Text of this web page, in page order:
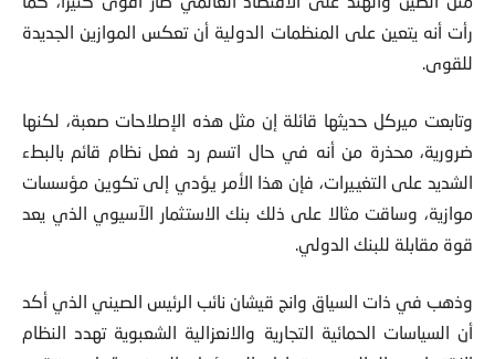
رأت أنه يتعين على المنظمات الدولية أن تعكس الموازين الجديدة
للقوى.
ضرورية، محذرة من أنه في حال اتسم رد فعل نظام قائم بالبطء
الشديد على التغييرات، فإن هذا الأمر يؤدي إلى تكوين مؤسسات
موازية، وساقت مثالا على ذلك بنك الاستثمار الآسيوي الذي يعد
قوة مقابلة للبنك الدولي.
أن السياسات الحمائية التجارية والانعزالية الشعبوية تهدد النظام
الاقتصادي العالمي. وتساءل المسؤول الصيني “هل ستتقدم